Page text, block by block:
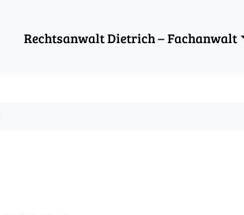
Rechtsanwalt Dietrich – Fachanwalt